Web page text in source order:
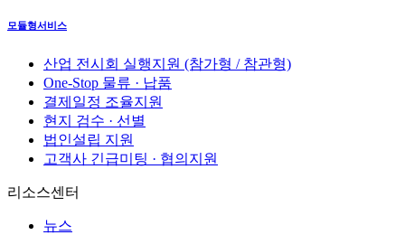
모듈형서비스
산업 전시회 실행지원 (참가형 / 참관형)
One-Stop 물류 · 납품
결제일정 조율지원
현지 검수 · 선별
법인설립 지원
고객사 긴급미팅 · 협의지원
리소스센터
뉴스